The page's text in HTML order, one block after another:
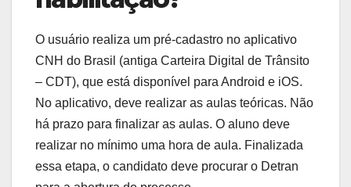
O usuário realiza um pré-cadastro no aplicativo
CNH do Brasil (antiga Carteira Digital de Trânsito
– CDT), que está disponível para Android e iOS.
No aplicativo, deve realizar as aulas teóricas. Não
há prazo para finalizar as aulas. O aluno deve
realizar no mínimo uma hora de aula. Finalizada
essa etapa, o candidato deve procurar o Detran